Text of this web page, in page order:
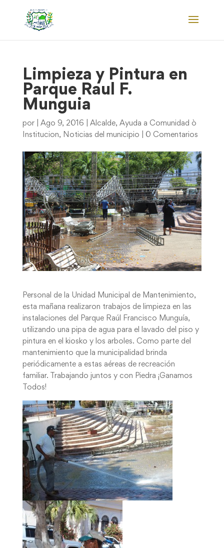
Limpieza y Pintura en
Parque Raul F.
Munguia
por Ago 9, 2016 Alcalde, Ayuda a Comunidad ò
Institucion, Noticias del municipio 0 Comentarios
Personal de la Unidad Municipal de Mantenimiento,
esta mañana realizaron trabajos de limpieza en las
instalaciones del Parque Raúl Francisco Munguía,
utilizando una pipa de agua para el lavado del piso y
pintura en el kiosko y los arboles. Como parte del
mantenimiento que la municipalidad brinda
periódicamente a estas aéreas de recreación
familiar. Trabajando juntos y con Piedra ¡Ganamos
Todos!